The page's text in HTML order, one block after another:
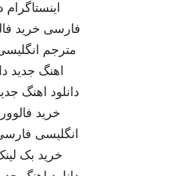
اینستاگرام
فارسی خرید
مترجم
اهنگ جدید
دانلود اهنگ
خرید
انگلیسی
خرید بک